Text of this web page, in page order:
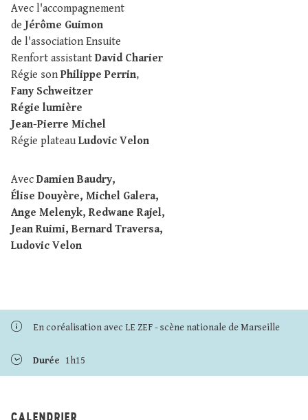
Avec l'accompagnement
de Jérôme Guimon
de l'association Ensuite
Renfort assistant David Charier
Régie son Philippe Perrin,
Fany Schweitzer
Régie lumière
Jean-Pierre Michel
Régie plateau Ludovic Velon
Avec Damien Baudry,
Élise Douyère, Michel Galera,
Ange Melenyk, Redwane Rajel,
Jean Ruimi, Bernard Traversa,
Ludovic Velon
En coréalisation avec LE ZEF - scène nationale de Marseille
Durée 1h15
CALENDRIER